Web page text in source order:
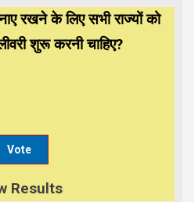
रखने के लिए सभी राज्यों को
शुरू करनी चाहिए?
Results